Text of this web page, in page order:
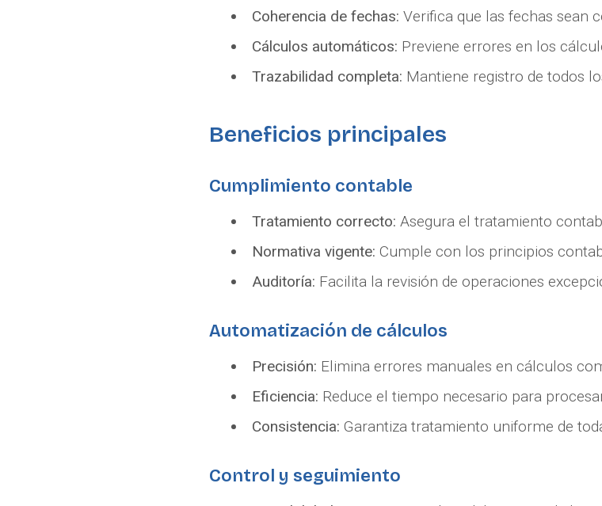
Coherencia de fechas: Verifica que las fechas sean
Cálculos automáticos: Previene errores en los
Trazabilidad completa: Mantiene registro de todos
Beneficios principales
Cumplimiento contable
Tratamiento correcto: Asegura el tratamiento
Normativa vigente: Cumple con los principios
Auditoría: Facilita la revisión de operaciones
Automatización de cálculos
Precisión: Elimina errores manuales en cálculos
Eficiencia: Reduce el tiempo necesario para
Consistencia: Garantiza tratamiento uniforme de
Control y seguimiento